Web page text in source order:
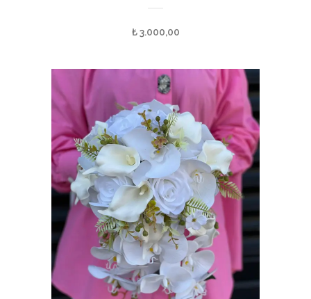
₺3.000,00